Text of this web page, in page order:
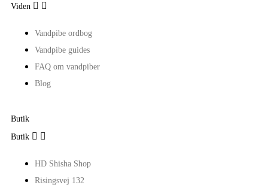
Viden  
Vandpibe ordbog
Vandpibe guides
FAQ om vandpiber
Blog
Butik
Butik  
HD Shisha Shop
Risingsvej 132